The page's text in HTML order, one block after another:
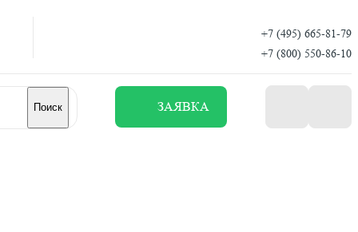
+7 (495) 665-81-79
+7 (800) 550-86-10
Поиск ЗАЯВКА